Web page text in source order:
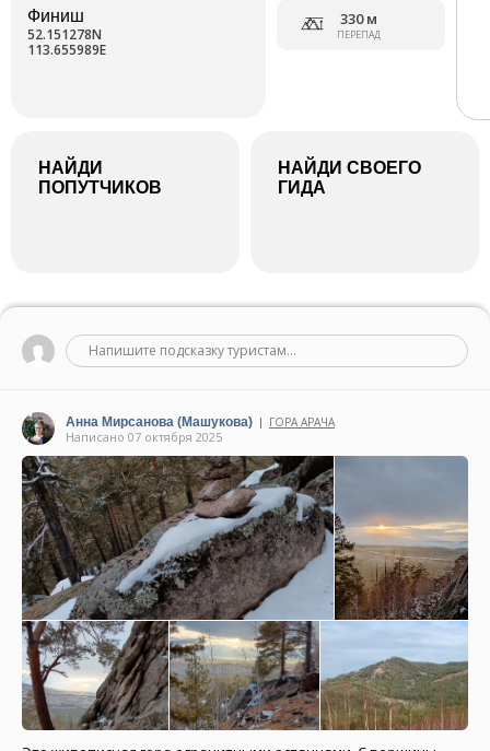
Финиш
52.151278N
113.655989E
330 м
ПЕРЕПАД
НАЙДИ
ПОПУТЧИКОВ
НАЙДИ СВОЕГО
ГИДА
Напишите подсказку туристам...
Анна Мирсанова (Машукова) | ГОРА АРАЧА
Написано 07 октября 2025